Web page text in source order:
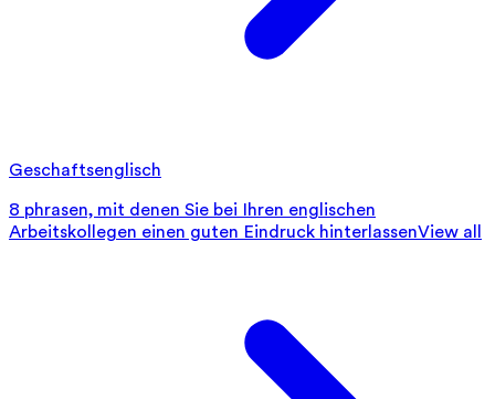
Geschaftsenglisch
8 phrasen, mit denen Sie bei Ihren englischen
Arbeitskollegen einen guten Eindruck hinterlassenView all